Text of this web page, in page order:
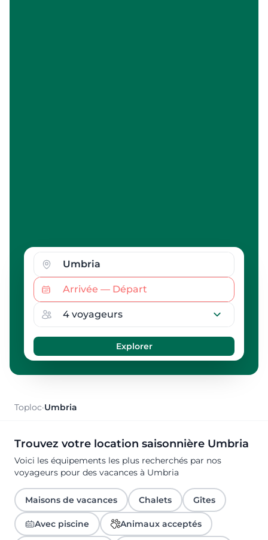
Toploc·Umbria
Trouvez votre location saisonnière Umbria
Voici les équipements les plus recherchés par nos
voyageurs pour des vacances à Umbria
Maisons de vacances Chalets Gîtes
Avec piscine Animaux acceptés